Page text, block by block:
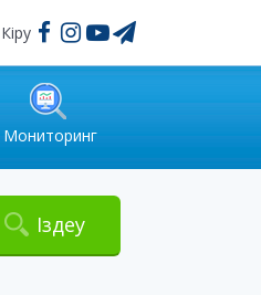
Кіру
Мониторинг
Іздеу